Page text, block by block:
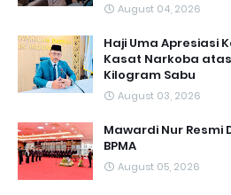
August 04, 2026
Haji Uma Apresiasi
Kasat Narkoba
Kilogram Sabu
August 03, 2026
Mawardi Nur
BPMA
August 05, 2026